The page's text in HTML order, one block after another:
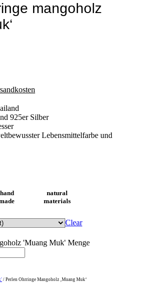
mangoholz
925er Silber
Lebensmittelfarbe und
hand
natural
materials
Clear
'Muang Muk' Menge
/ Perlen Ohrringe Mangoholz ‚Muang Muk‘